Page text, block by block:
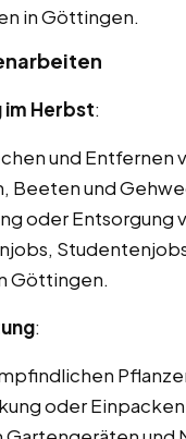
in Göttingen.
Herbst:
und Entfernen
Beeten und
oder Entsorgung
Göttingen.
:
oder